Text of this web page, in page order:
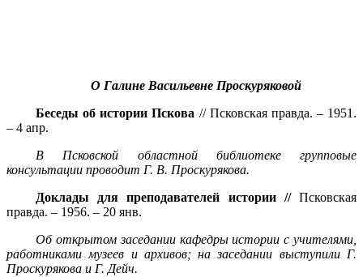
О Галине Васильевне Проскуряковой
Беседы об истории Пскова // Псковская правда. – 1951.
– 4 апр.
В Псковской областной библиотеке групповые
консультации проводит Г. В. Проскурякова.
Доклады для преподавателей истории // Псковская
правда. – 1956. – 20 янв.
Об открытом заседании кафедры истории с учителями,
работниками музеев и архивов; на заседании выступили Г.
Проскурякова и Г. Дейч.